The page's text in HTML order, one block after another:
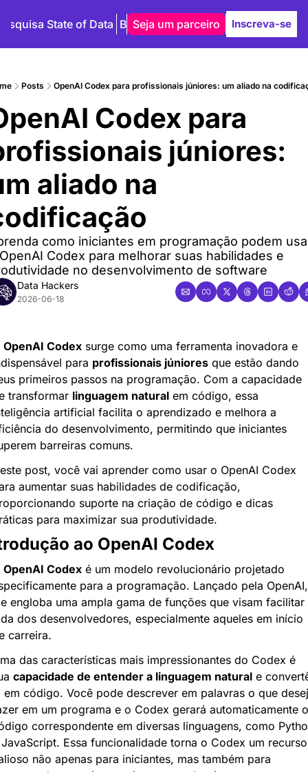
State of Data Blog Autores
Seja um parceiro Inscreva-se
Posts OpenAI Codex para profissionais júniores: um aliado na
Codex para
júniores:
aliado na
como iniciantes em programação podem
Codex para melhorar suas habilidades e
no desenvolvimento de software
Data Hackers
2026-06-18
OpenAI Codex surge como uma ferramenta inovadora e
para profissionais júniores que estão dando
primeiros passos na programação. Com a capacidade
transformar linguagem natural em código, essa
artificial facilita o aprendizado e melhora a
do desenvolvimento, permitindo que iniciantes
barreiras comuns.
post, você vai aprender como usar o OpenAI Codex
aumentar suas habilidades de codificação,
suporte na criação de código e dicas
para maximizar sua produtividade.
ao OpenAI Codex
OpenAI Codex é um modelo revolucionário projetado
para a programação. Lançado pela OpenAI,
engloba uma ampla gama de funções que visam facilitar
dos desenvolvedores, especialmente aqueles em início
carreira.
das características mais impressionantes do Codex é
capacidade de entender a linguagem natural e
em código. Você pode descrever em palavras o que
em um programa e o Codex gerará automaticamente o
correspondente em diversas linguagens, como
Essa funcionalidade torna o Codex um recurso
não apenas para iniciantes, mas também para